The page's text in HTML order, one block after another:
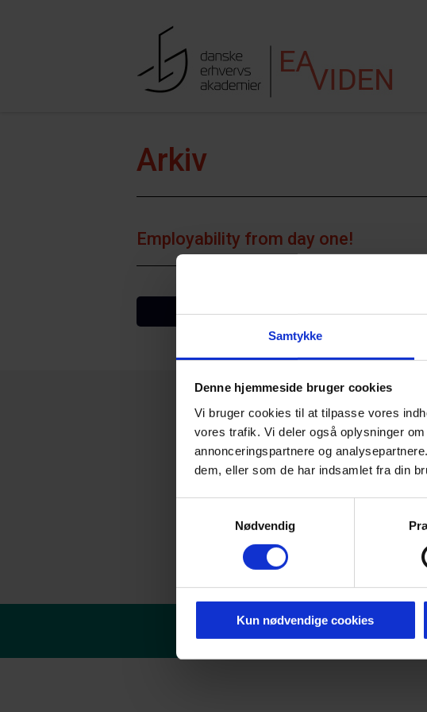
Samtykke
Denne hjemmeside bruger cookies
Vi bruger cookies til at tilpasse vores
vores trafik. Vi deler også oplysninger
annonceringspartnere og
dem, eller som de har indsamlet fra din
Nødvendig
Kun nødvendige cookies
Arkiv
Employability from day one!
VIS FLERE
© Danske erhvervsakademier 2026